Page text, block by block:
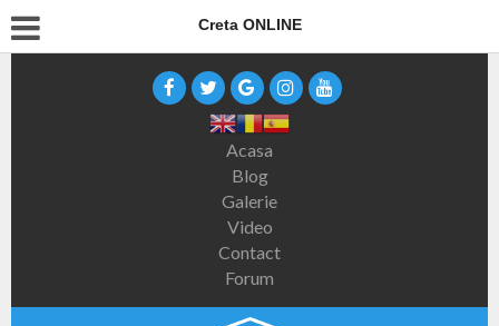
Creta ONLINE
Acasa
Blog
Galerie
Video
Contact
Forum